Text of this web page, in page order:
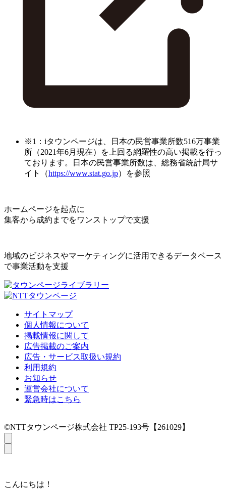
※1：iタウンページは、日本の民営事業所数516万事業
所（2021年6月現在）を上回る網羅性の高い掲載を行っ
ております。日本の民営事業所数は、総務省統計局サ
イト（https://www.stat.go.jp）を参照
ホームページを起点に
集客から成約までをワンストップで支援
地域のビジネスやマーケティングに活用できるデータベース
で事業活動を支援
サイトマップ
個人情報について
掲載情報に関して
広告掲載のご案内
広告・サービス取扱い規約
利用規約
お知らせ
運営会社について
緊急時はこちら
©NTTタウンページ株式会社 TP25-193号【261029】
こんにちは！